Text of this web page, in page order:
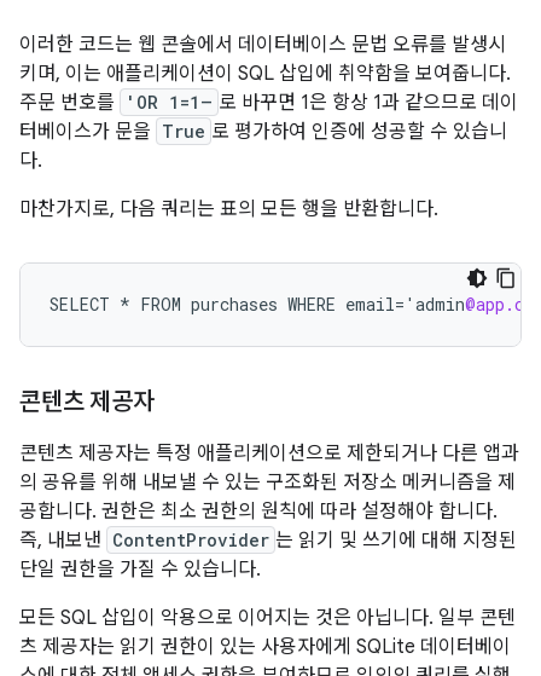
이러한 코드는 웹 콘솔에서 데이터베이스 문법 오류를 발생시
키며, 이는 애플리케이션이 SQL 삽입에 취약함을 보여줍니다.
주문 번호를
'OR 1=1– 로 바꾸면 1은 항상 1과 같으므로 데이
터베이스가 문을 True 로 평가하여 인증에 성공할 수 있습니
다.
마찬가지로, 다음 쿼리는 표의 모든 행을 반환합니다.
SELECT * FROM purchases WHERE email= ' admin
콘텐츠 제공자
콘텐츠 제공자는 특정 애플리케이션으로 제한되거나 다른 앱과
의 공유를 위해 내보낼 수 있는 구조화된 저장소 메커니즘을 제
공합니다. 권한은 최소 권한의 원칙에 따라 설정해야 합니다.
즉, 내보낸 ContentProvider 는 읽기 및 쓰기에 대해 지정된
단일 권한을 가질 수 있습니다.
모든 SQL 삽입이 악용으로 이어지는 것은 아닙니다. 일부 콘텐
츠 제공자는 읽기 권한이 있는 사용자에게 SQLite 데이터베이